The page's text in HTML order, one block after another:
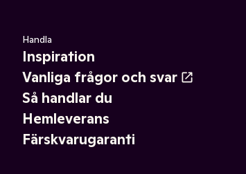
Handla
Inspiration
Vanliga frågor och svar
Så handlar du
Hemleverans
Färskvarugaranti